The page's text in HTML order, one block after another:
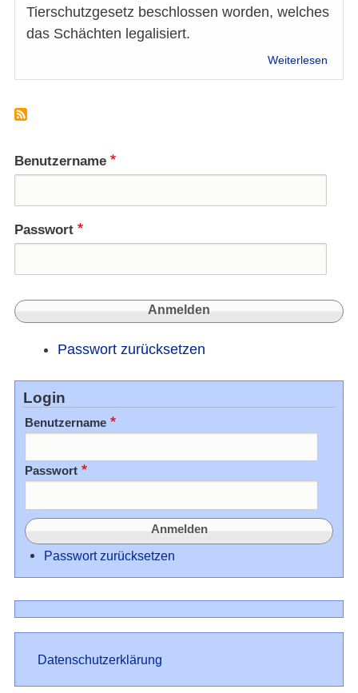
Tierschutzgesetz beschlossen worden, welches
das Schächten legalisiert.
Weiterlesen
Benutzername
Passwort
Passwort zurücksetzen
Login
Benutzername
Passwort
Passwort zurücksetzen
Datenschutz
Datenschutzerklärung